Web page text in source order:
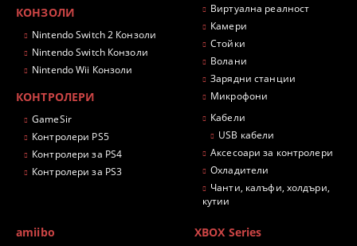
КОНЗОЛИ
Nintendo Switch 2 Конзоли
Nintendo Switch Конзоли
Nintendo Wii Конзоли
КОНТРОЛЕРИ
GameSir
Контролери PS5
Контролери за PS4
Контролери за PS3
Виртуална реалност
Камери
Стойки
Волани
Зарядни станции
Микрофони
Кабели
USB кабели
Аксесоари за контролери
Охладители
Чанти, калъфи, холдъри,
кутии
amiibo
XBOX Series